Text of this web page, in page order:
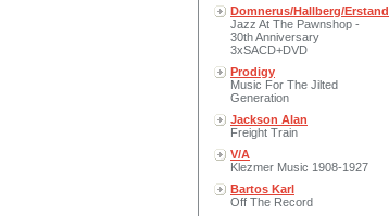
Domnerus/Hallberg/Erstand
Jazz At The Pawnshop -
30th Anniversary
3xSACD+DVD
Prodigy
Music For The Jilted
Generation
Jackson Alan
Freight Train
V/A
Klezmer Music 1908-1927
Bartos Karl
Off The Record